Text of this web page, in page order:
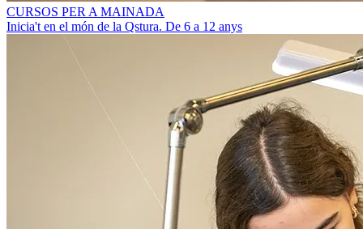
CURSOS PER A MAINADA
Inicia't en el món de la Qstura. De 6 a 12 anys